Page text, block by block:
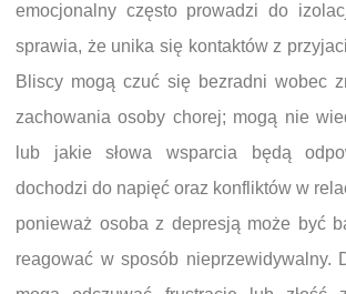
emocjonalny często prowadzi do
sprawia, że unika się kontaktów z
Bliscy mogą czuć się bezradni wobec
zachowania osoby chorej; mogą nie
lub jakie słowa wsparcia będą
dochodzi do napięć oraz konfliktów w
ponieważ osoba z depresją może być
reagować w sposób nieprzewidywalny.